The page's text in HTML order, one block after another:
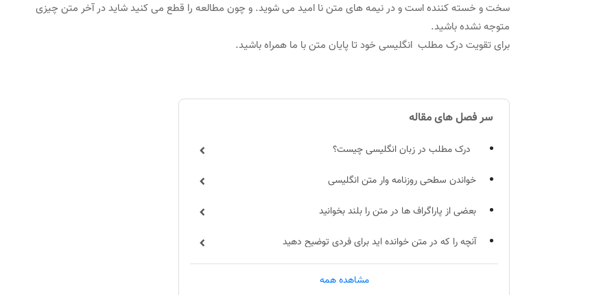
سخت و خسته کننده است و در نیمه های متن نا امید می شوید. و چون مطالعه را قطع می کنید شاید در آخر متن چیزی
متوجه نشده باشید.
برای تقویت درک مطلب انگلیسی خود تا پایان متن با ما همراه باشید.
سر فصل های مقاله
درک مطلب در زبان انگلیسی چیست؟
خواندن سطحی روزنامه وار متن انگلیسی
بعضی از پاراگراف ها در متن را بلند بخوانید
آنچه را که در متن خوانده اید برای فردی توضیح دهید
به حرف ربط داخل جملات در متن دقت کنید
مشاهده همه